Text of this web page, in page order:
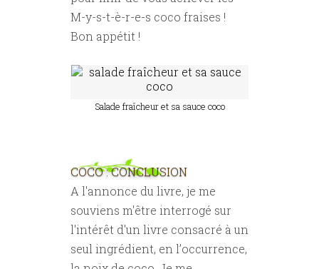
M-y-s-t-è-r-e-s coco fraises !
Bon appétit !
Salade fraîcheur et sa sauce coco
COCO : CONCLUSION
A l'annonce du livre, je me
souviens m'être interrogé sur
l'intérêt d'un livre consacré à un
seul ingrédient, en l’occurrence,